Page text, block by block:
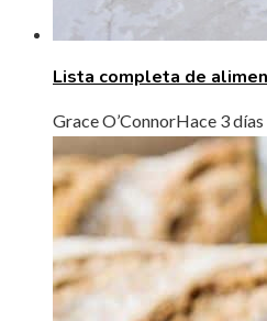
Lista completa de
Grace O’ConnorHace 3 días